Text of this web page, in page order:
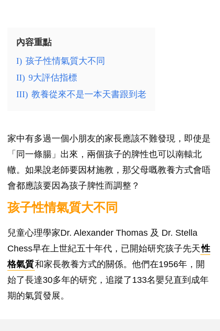
內容重點
I) 孩子性情氣質大不同
II) 9大評估指標
III) 教養從來不是一本天書跟到老
家中有多過一個小朋友的家長應該不難發現，即使是
「同一條腸」出來，兩個孩子的脾性也可以南轅北
轍。如果說老師要因材施教，那父母嘅教養方式會唔
會都應該要因為孩子脾性而調整？
孩子性情氣質大不同
兒童心理學家Dr. Alexander Thomas 及 Dr. Stella
Chess早在上世紀五十年代，已開始研究孩子先天性
格氣質和家長教養方式的關係。他們在1956年，開
始了長達30多年的研究，追蹤了133名嬰兒直到成年
期的氣質發展。